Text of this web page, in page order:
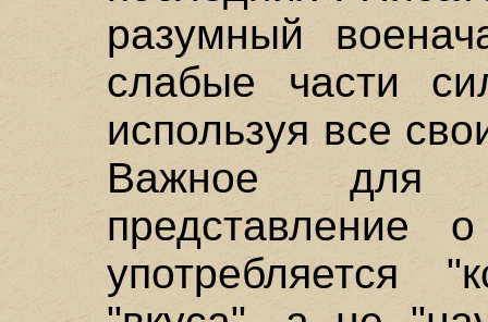
разумный
слабые части
используя все
Важное для
употребляется